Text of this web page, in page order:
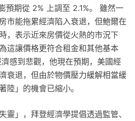
預期從 2% 上調至 2.1%。 雖然一
市能拖累經濟陷入衰退，但鮑爾在
，表示近來房價從火熱的市況下
這讓價格更符合租金和其他基本
感到悲觀，他現在預期，美國經
衰退，但由於物價壓力緩解相當緩
陸」的機會已縮小。
靈」，拜登經濟學提倡透過監管、